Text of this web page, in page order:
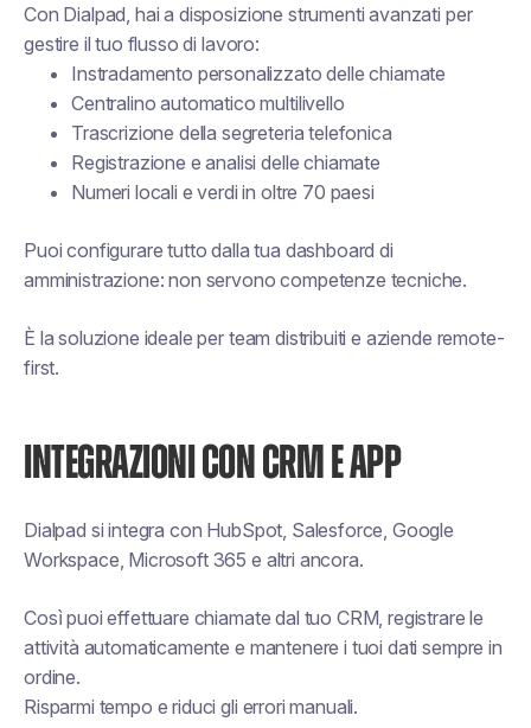
Con Dialpad, hai a disposizione strumenti avanzati per
gestire il tuo flusso di lavoro:
Instradamento personalizzato delle chiamate
Centralino automatico multilivello
Trascrizione della segreteria telefonica
Registrazione e analisi delle chiamate
Numeri locali e verdi in oltre 70 paesi
Puoi configurare tutto dalla tua dashboard di
amministrazione: non servono competenze tecniche.
È la soluzione ideale per team distribuiti e aziende remote-
first.
INTEGRAZIONI CON CRM E APP
Dialpad si integra con HubSpot, Salesforce, Google
Workspace, Microsoft 365 e altri ancora.
Così puoi effettuare chiamate dal tuo CRM, registrare le
attività automaticamente e mantenere i tuoi dati sempre in
ordine.
Risparmi tempo e riduci gli errori manuali.